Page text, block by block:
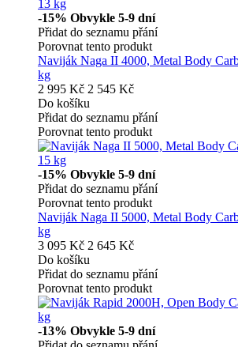
-15% Obvykle 5-9 dní
Přidat do seznamu přání
Porovnat tento produkt
Naviják Naga II 4000, Metal Body
kg
2 995 Kč 2 545 Kč
Do košíku
Přidat do seznamu přání
Porovnat tento produkt
-15% Obvykle 5-9 dní
Přidat do seznamu přání
Porovnat tento produkt
Naviják Naga II 5000, Metal Body
kg
3 095 Kč 2 645 Kč
Do košíku
Přidat do seznamu přání
Porovnat tento produkt
-13% Obvykle 5-9 dní